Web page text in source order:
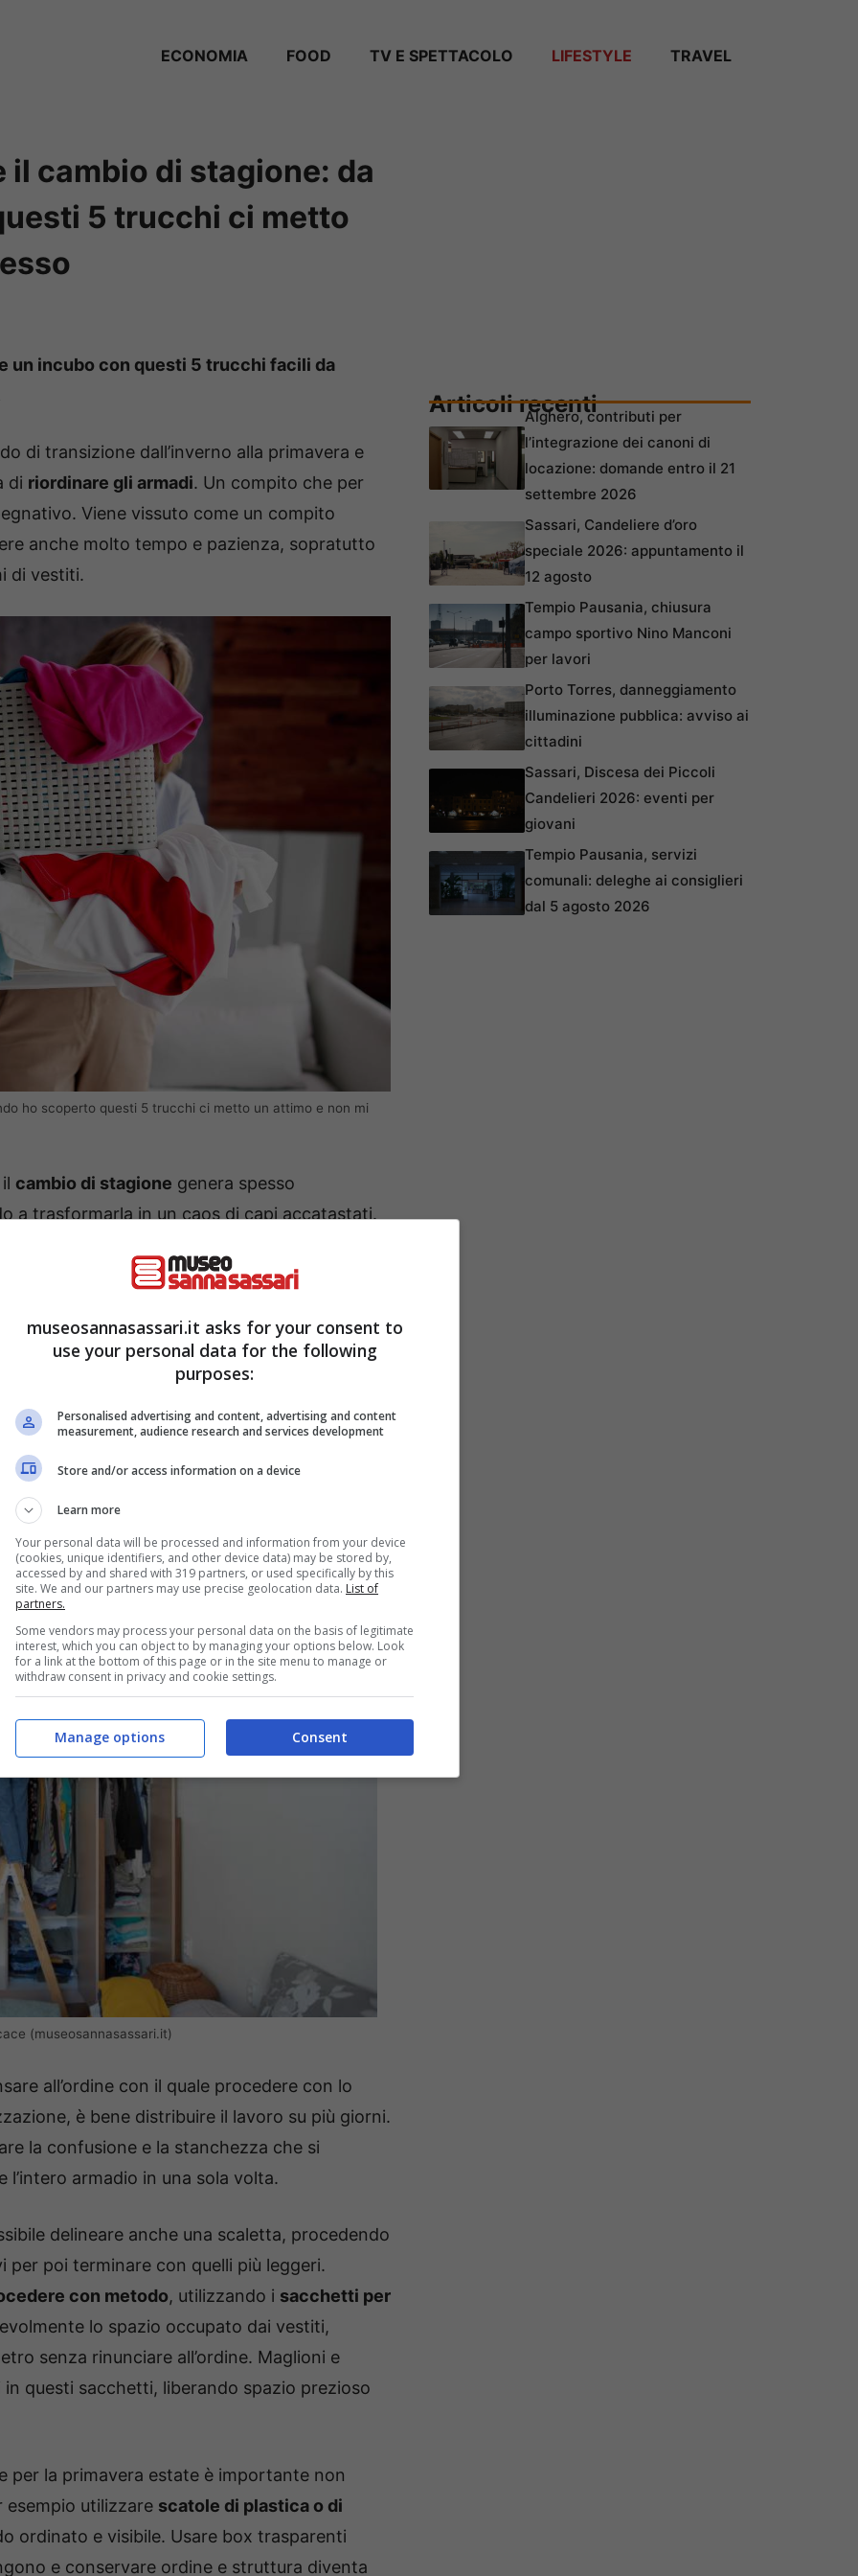
ECONOMIA FOOD TV E SPETTACOLO LIFESTYLE TRAVEL
il cambio di stagione: da
5 trucchi ci metto
un incubo con questi 5 trucchi facili da
di transizione dall’inverno alla primavera e
di riordinare gli armadi. Un compito che per
Viene vissuto come un compito
anche molto tempo e pazienza, sopratutto
di vestiti.
ho scoperto questi 5 trucchi ci metto un attimo e non mi
cambio di stagione genera spesso
a trasformarla in un caos di capi accatastati.
è possibile trasformare e
di stagione rapido ed
chiave èla pianificazione. Anziché partire
è bene
dalle parti più basse dell’armadio
chinare costantemente.
(museosannasassari.it)
all’ordine con il quale procedere con lo
è bene distribuire il lavoro su più giorni.
la confusione e la stanchezza che si
armadio in una sola volta.
delineare anche una scaletta, procedendo
per poi terminare con quelli più leggeri.
con metodo, utilizzando i sacchetti per
lo spazio occupato dai vestiti,
senza rinunciare all’ordine. Maglioni e
questi sacchetti, liberando spazio prezioso
per la primavera estate è importante non
esempio utilizzare scatole di plastica o di
ordinato e visibile. Usare box trasparenti
e conservare ordine e struttura diventa
Articoli recentiAlghero, contributi per
l’integrazione dei canoni di
locazione: domande entro il 21
settembre 2026
Sassari, Candeliere d’oro
speciale 2026: appuntamento il
12 agosto
Tempio Pausania, chiusura
campo sportivo Nino Manconi
per lavori
Porto Torres, danneggiamento
illuminazione pubblica: avviso ai
cittadini
Sassari, Discesa dei Piccoli
Candelieri 2026: eventi per
giovani
Tempio Pausania, servizi
comunali: deleghe ai consiglieri
dal 5 agosto 2026
museosannasassari.it asks for your consent to
use your personal data for the following
purposes:
Personalised advertising and content, advertising and content
measurement, audience research and services development
Store and/or access information on a device
Learn more
Your personal data will be processed and information from your device
(cookies, unique identifiers, and other device data) may be stored by,
accessed by and shared with 319 partners, or used specifically by this
site. We and our partners may use precise geolocation data. List of
partners.
Some vendors may process your personal data on the basis of legitimate
interest, which you can object to by managing your options below. Look
for a link at the bottom of this page or in the site menu to manage or
withdraw consent in privacy and cookie settings.
Consent
Manage options